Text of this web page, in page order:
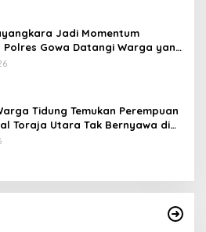
Jadi Momentum
Polres Gowa Datangi Warga yang
Tidung Temukan Perempuan
Toraja Utara Tak Bernyawa di
Gowa Tak Kunjung